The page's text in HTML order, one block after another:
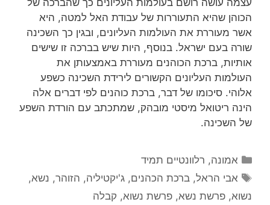
עצמה עושה רושם בעולמות העליונים כך שהברכה של
הכוהן שהיא התעוררות של עבודת האל למטה, היא
אשר מעוררת את העולמות העליונים, ובגין כך השכינה
שורה בעם ישראל. בנוסף, היות שיש בברכה זו שישים
אותיות, ברכת הכוהנים מעוררת באמצעותן את
העולמות העליונים הקשורים לירידת השכינה כשפע
אלוהי. סיכומו של דבר, ברכת כוהנים לפי דברים אלה
הינה ריטואל מיסטי מובהק, שמתכתב עם הורדת השפע
של השכינה.
קטגוריות
אמונה, רלוונטיים תמיד
תגיות
אבי הראל,ברכת הכהנים,ג'יקטיליה, הזוהר, נשא,
נשוא, פרשת נשא, פרשת נשוא, קבלה